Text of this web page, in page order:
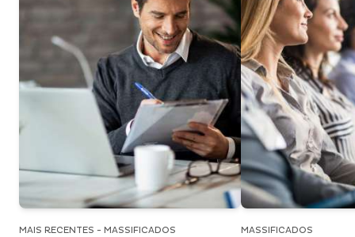
MAIS RECENTES - MASSIFICADOS MASSIFICADOS